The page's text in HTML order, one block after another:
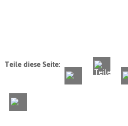
Teile diese Seite: